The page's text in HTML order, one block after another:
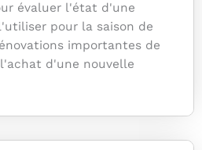
évaluer l'état d'une
pour la saison de
importantes de
d'une nouvelle